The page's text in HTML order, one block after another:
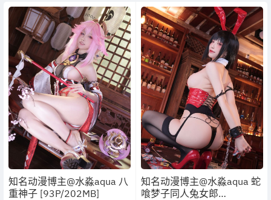
知名动漫博主@水淼aqua 八
重神子 [93P/202MB]
知名动漫博主@水淼aqua 蛇
喰梦子同人兔女郎